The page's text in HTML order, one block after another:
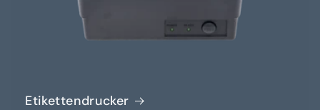
Etikettendrucker